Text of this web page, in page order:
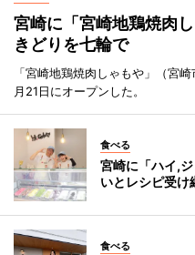
宮崎に「宮崎地鶏焼肉
きどりを七輪で
「宮崎地鶏焼肉しゃもや」（宮
月21日にオープンした。
食べる
宮崎に「ハイ,
いとレシピ受け
食べる